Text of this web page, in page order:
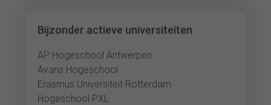
Bijzonder actieve universiteiten
AP Hogeschool Antwerpen
Avans Hogeschool
Erasmus Universiteit Rotterdam
Hogeschool PXL